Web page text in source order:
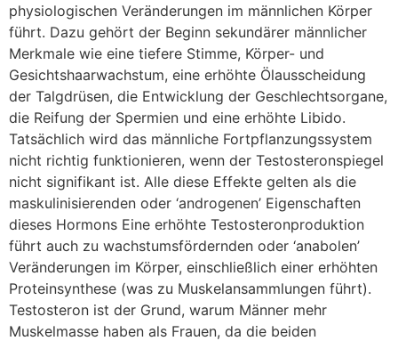
physiologischen Veränderungen im männlichen Körper
führt. Dazu gehört der Beginn sekundärer männlicher
Merkmale wie eine tiefere Stimme, Körper- und
Gesichtshaarwachstum, eine erhöhte Ölausscheidung
der Talgdrüsen, die Entwicklung der Geschlechtsorgane,
die Reifung der Spermien und eine erhöhte Libido.
Tatsächlich wird das männliche Fortpflanzungssystem
nicht richtig funktionieren, wenn der Testosteronspiegel
nicht signifikant ist. Alle diese Effekte gelten als die
maskulinisierenden oder ‘androgenen’ Eigenschaften
dieses Hormons Eine erhöhte Testosteronproduktion
führt auch zu wachstumsfördernden oder ‘anabolen’
Veränderungen im Körper, einschließlich einer erhöhten
Proteinsynthese (was zu Muskelansammlungen führt).
Testosteron ist der Grund, warum Männer mehr
Muskelmasse haben als Frauen, da die beiden